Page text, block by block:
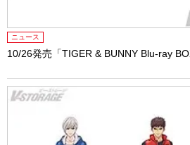
ニュース
10/26発売「TIGER & BUNNY Blu-ray